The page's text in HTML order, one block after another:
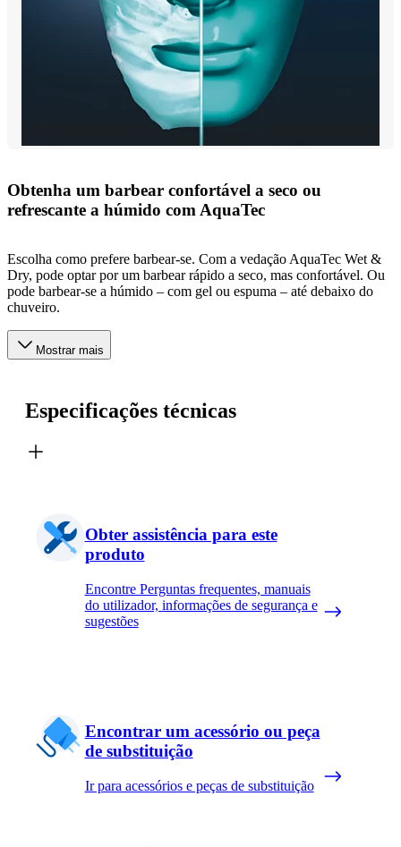
Obtenha um barbear confortável a seco ou
refrescante a húmido com AquaTec
Escolha como prefere barbear-se. Com a vedação AquaTec Wet &
Dry, pode optar por um barbear rápido a seco, mas confortável. Ou
pode barbear-se a húmido – com gel ou espuma – até debaixo do
chuveiro.
Mostrar mais
Especificações técnicas
Obter assistência para este
produto
Encontre Perguntas frequentes, manuais
do utilizador, informações de segurança e
sugestões
Encontrar um acessório ou peça
de substituição
Ir para acessórios e peças de substituição